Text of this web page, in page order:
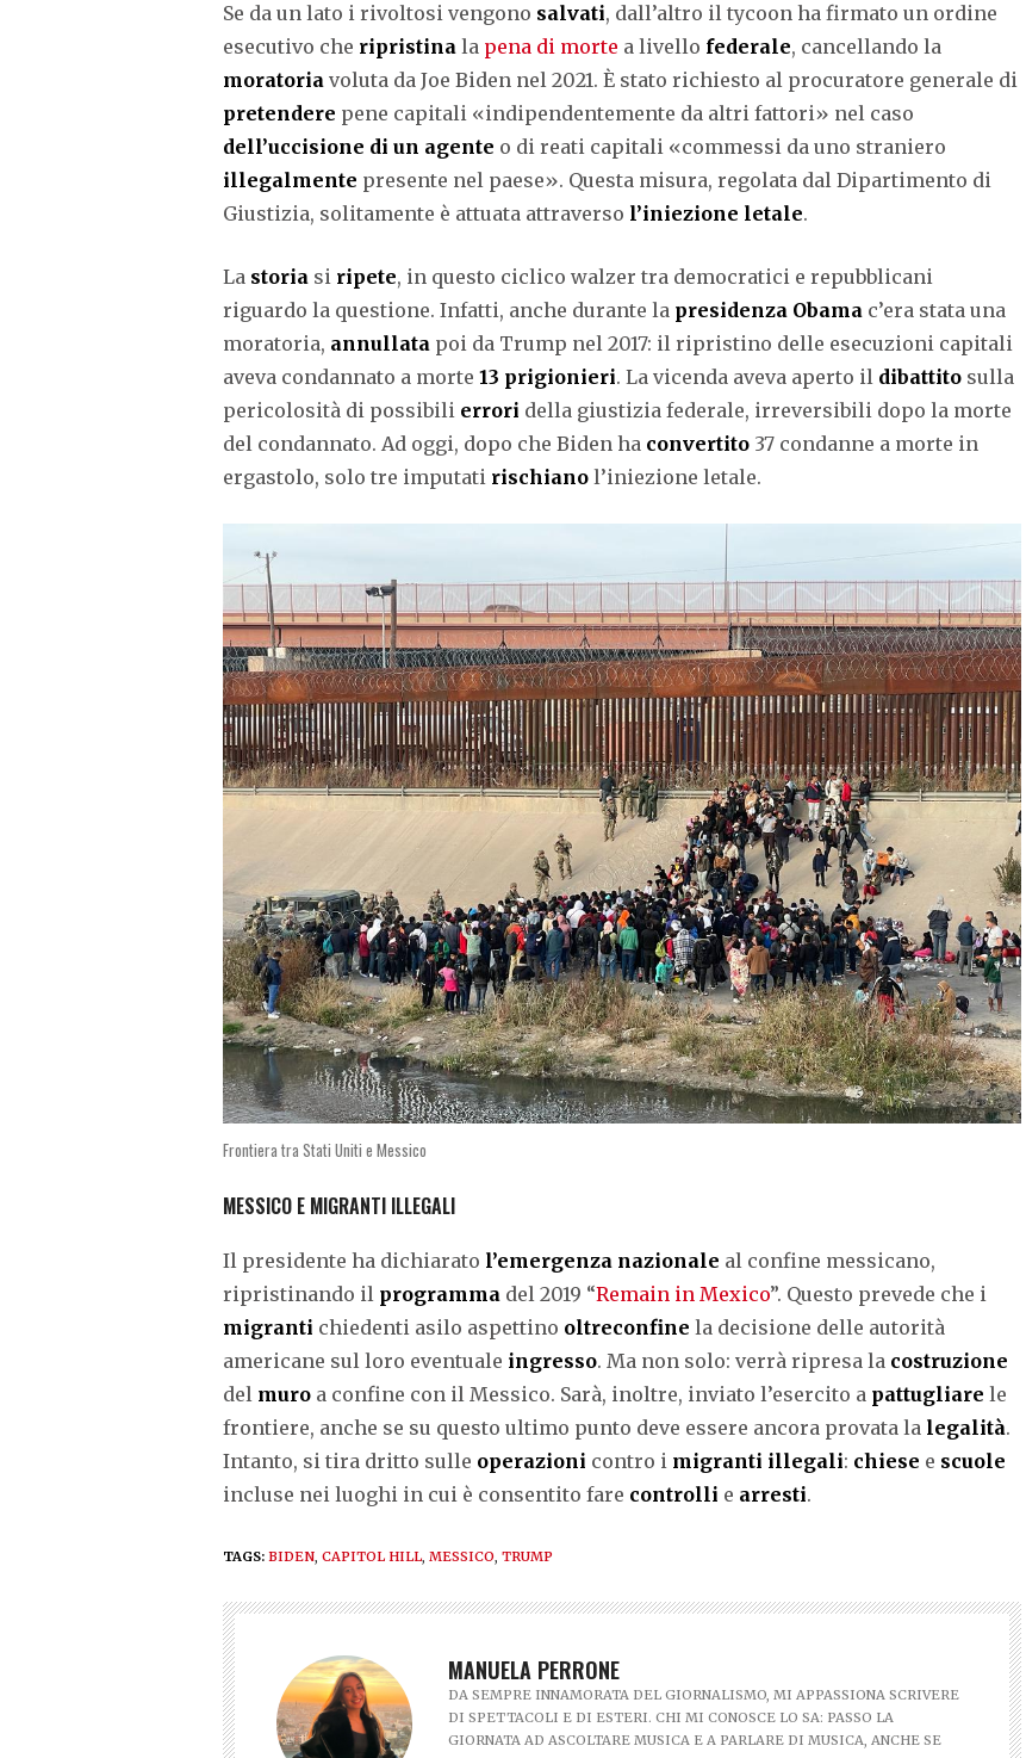
Se da un lato i rivoltosi vengono salvati, dall’altro il tycoon ha firmato un ordine
esecutivo che ripristina la pena di morte a livello federale, cancellando la
moratoria voluta da Joe Biden nel 2021. È stato richiesto al procuratore generale di
pretendere pene capitali «indipendentemente da altri fattori» nel caso
dell’uccisione di un agente o di reati capitali «commessi da uno straniero
illegalmente presente nel paese». Questa misura, regolata dal Dipartimento di
Giustizia, solitamente è attuata attraverso l’iniezione letale.
La storia si ripete, in questo ciclico walzer tra democratici e repubblicani
riguardo la questione. Infatti, anche durante la presidenza Obama c’era stata una
moratoria, annullata poi da Trump nel 2017: il ripristino delle esecuzioni capitali
aveva condannato a morte 13 prigionieri. La vicenda aveva aperto il dibattito sulla
pericolosità di possibili errori della giustizia federale, irreversibili dopo la morte
del condannato. Ad oggi, dopo che Biden ha convertito 37 condanne a morte in
ergastolo, solo tre imputati rischiano l’iniezione letale.
Frontiera tra Stati Uniti e Messico
MESSICO E MIGRANTI ILLEGALI
Il presidente ha dichiarato l’emergenza nazionale al confine messicano,
ripristinando il programma del 2019 “Remain in Mexico”. Questo prevede che i
migranti chiedenti asilo aspettino oltreconfine la decisione delle autorità
americane sul loro eventuale ingresso. Ma non solo: verrà ripresa la costruzione
del muro a confine con il Messico. Sarà, inoltre, inviato l’esercito a pattugliare le
frontiere, anche se su questo ultimo punto deve essere ancora provata la legalità.
Intanto, si tira dritto sulle operazioni contro i migranti illegali: chiese e scuole
incluse nei luoghi in cui è consentito fare controlli e arresti.
TAGS: BIDEN, CAPITOL HILL, MESSICO, TRUMP
MANUELA PERRONE
DA SEMPRE INNAMORATA DEL GIORNALISMO, MI APPASSIONA SCRIVERE
DI SPETTACOLI E DI ESTERI. CHI MI CONOSCE LO SA: PASSO LA
GIORNATA AD ASCOLTARE MUSICA E A PARLARE DI MUSICA, ANCHE SE